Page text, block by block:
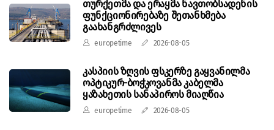
თურქეთმა და ერაყმა ნავთობსადენის
ფუნქციონირებაზე შეთანხმება
გაახანგრძლივეს
europetime 2026-08-05
კასპიის ზღვის ფსკერზე გაყვანილმა
ოპტიკურ-ბოჭკოვანმა კაბელმა
ყაზახეთის სანაპიროს მიაღწია
europetime 2026-08-05